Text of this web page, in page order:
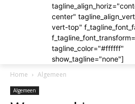
center"
vert-top"
tagline_color="#ffffff"
show_tagline="none"]
Home Algemeen
Algemeen